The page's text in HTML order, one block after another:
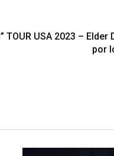
TOUR USA 2023 –
por